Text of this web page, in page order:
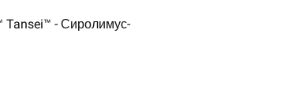
- Сиролимус-